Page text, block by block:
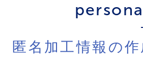
匿名加工情報の